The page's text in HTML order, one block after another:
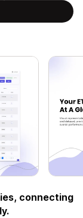
connecting